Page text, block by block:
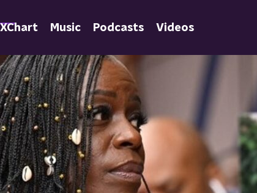
XChart Music Podcasts Videos